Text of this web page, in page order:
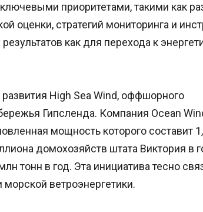
приоритетами, такими как
оценки, стратегий мониторинга и
как для перехода к
High Sea Wind, оффшорного
Гипсленда. Компания Ocean
мощность которого составит
домохозяйств штата Виктория в
тонн в год. Эта инициатива тесно
ветроэнергетики.